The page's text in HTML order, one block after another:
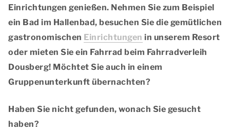
Einrichtungen genießen. Nehmen Sie zum Beispiel
ein Bad im Hallenbad, besuchen Sie die gemütlichen
gastronomischen Einrichtungen in unserem Resort
oder mieten Sie ein Fahrrad beim Fahrradverleih
Dousberg! Möchtet Sie auch in einem
Gruppenunterkunft übernachten?
Haben Sie nicht gefunden, wonach Sie gesucht
haben?